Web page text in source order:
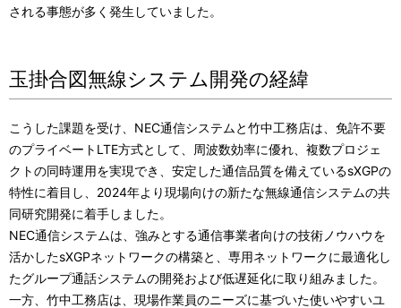
される事態が多く発生していました。
玉掛合図無線システム開発の経緯
こうした課題を受け、 NEC通信システムと竹中工務店は、免許不要
のプライベート LTE方式として、周波数効率に優れ、複数プロジェ
クトの同時運用を実現でき、安定した通信品質を備えているsXGPの
特性に着目し、2024年より現場向けの新たな無線通信システムの共
同研究開発に着手しました。
NEC通信システムは、強みとする通信事業者向けの技術ノウハウを
活かしたsXGPネットワークの構築と、専用ネットワークに最適化し
たグループ通話システムの開発および低遅延化に取り組みました。
一方、竹中工務店は、現場作業員のニーズに基づいた使いやすいユ